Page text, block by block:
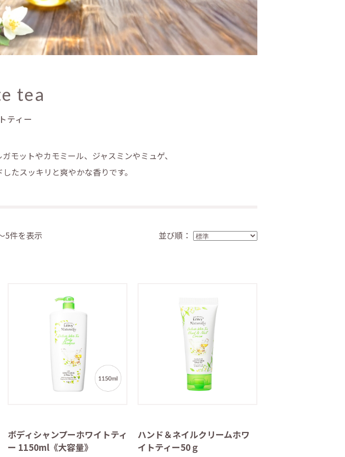
tea
ティー
モットやカモミール、ジャスミンやミュゲ、
たスッキリと爽やかな香りです。
並び順：
5件を表示
ボディシャンプーホワイトティ
ー 1150ml《大容量》
ハンド＆ネイルクリームホワ
イトティー50ｇ